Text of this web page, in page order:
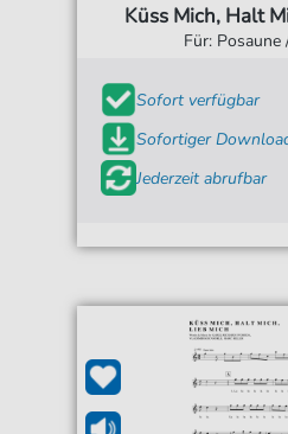
Küss Mich, Halt
Für: Posaune
Sofort verfügbar
Sofortiger
Jederzeit abrufbar